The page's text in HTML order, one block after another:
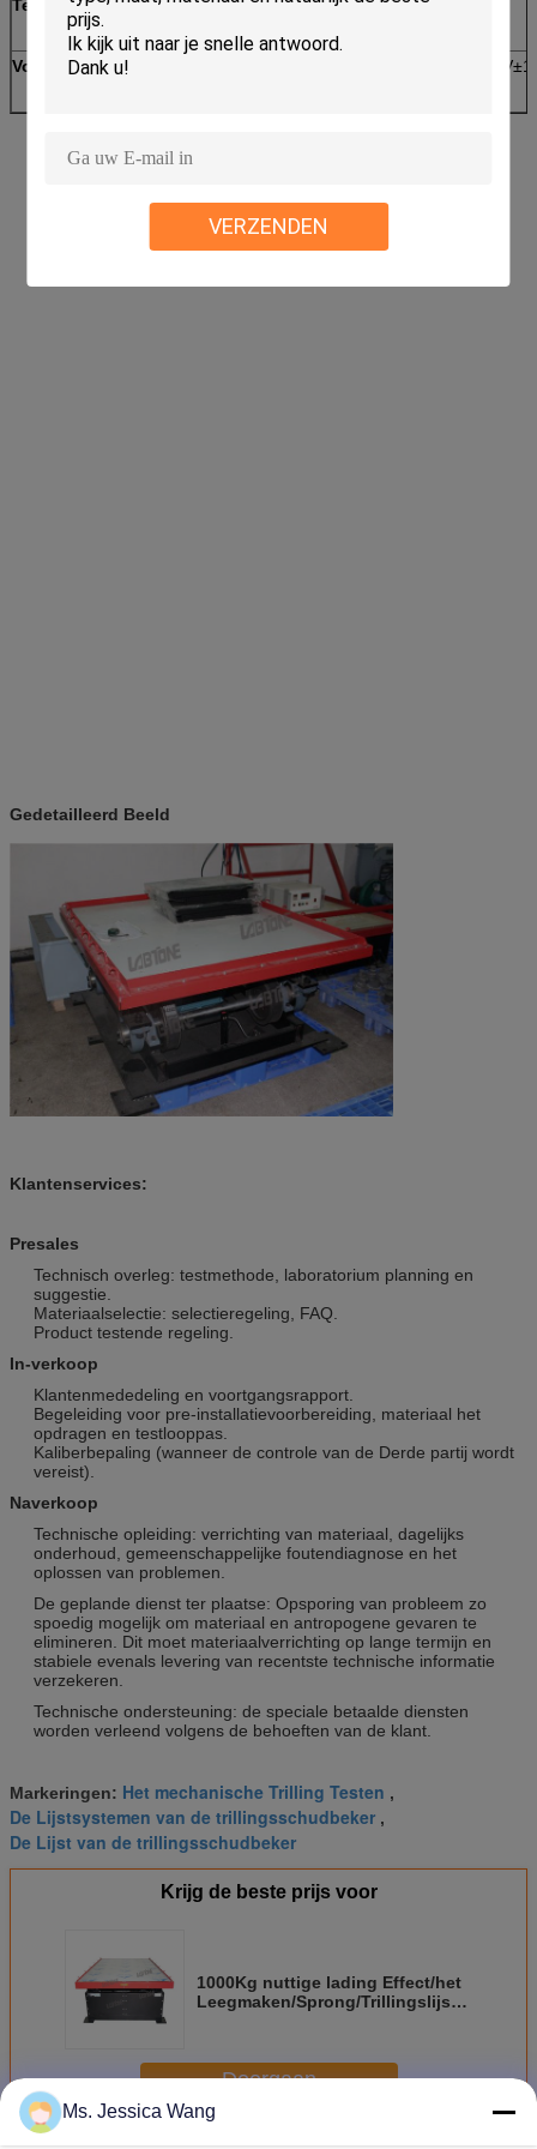
VERZENDEN
Testmoties Roterend (Synchroon)
Voeding driefasen
Gedetailleerd Beeld
Klantenservices:
Presales
Technisch overleg: testmethode, laboratorium planning en
suggestie.
Materiaalselectie: selectieregeling, FAQ.
Product testende regeling.
In-verkoop
Klantenmededeling en voortgangsrapport.
Begeleiding voor pre-installatievoorbereiding, materiaal het
opdragen en testlooppas.
Kaliberbepaling (wanneer de controle van de Derde partij wordt
vereist).
Naverkoop
Technische opleiding: verrichting van materiaal, dagelijks
onderhoud, gemeenschappelijke foutendiagnose en het
oplossen van problemen.
De geplande dienst ter plaatse: Opsporing van probleem zo
spoedig mogelijk om materiaal en antropogene gevaren te
elimineren. Dit moet materiaalverrichting op lange termijn en
stabiele evenals levering van recentste technische informatie
verzekeren.
Technische ondersteuning: de speciale betaalde diensten
worden verleend volgens de behoeften van de klant.
Markeringen: Het mechanische Trilling Testen ,
De Lijstsystemen van de trillingsschudbeker ,
De Lijst van de trillingsschudbeker
Krijg de beste prijs voor
1000Kg nuttige lading Effect/het
Leegmaken/Sprong/Trillingslijst
Doorgaan
Ms. Jessica Wang